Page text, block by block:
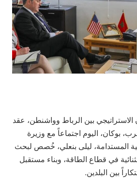
الاستراتيجي بين الرباط وواشنطن، عقد
بوكان، اليوم اجتماعاً مع وزيرة
المستدامة، ليلى بنعلي، خُصص لبحث
في قطاع الطاقة، وبناء مستقبل
بين البلدين.